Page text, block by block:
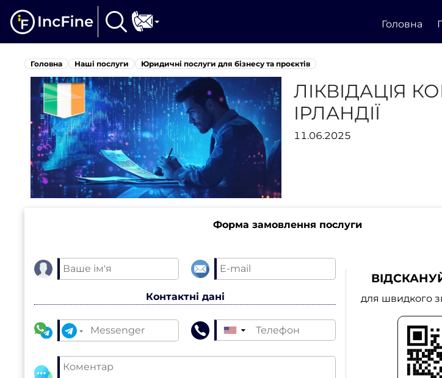
Головна
Головна Наші послуги Юридичні послуги для бізнесу та проєктів
ЛІКВІДАЦІЯ
ІРЛАНДІЇ
11.06.2025
Форма замовлення послуги
Контактні дані
▼
для швидкого